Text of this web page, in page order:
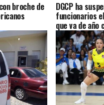
broche de DGCP ha
funcionarios
que va de año